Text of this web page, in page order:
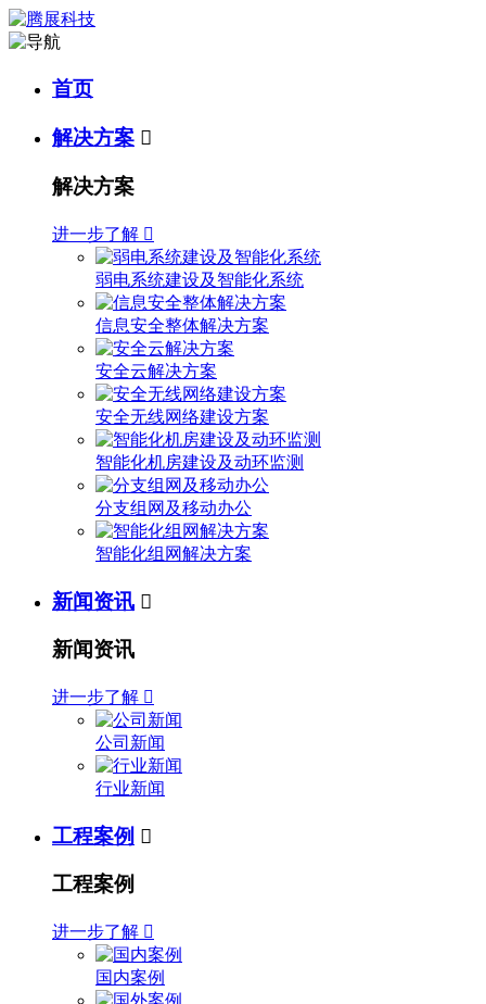
首页
解决方案 
解决方案
进一步了解 
弱电系统建设及智能化系统
信息安全整体解决方案
安全云解决方案
安全无线网络建设方案
智能化机房建设及动环监测
分支组网及移动办公
智能化组网解决方案
新闻资讯 
新闻资讯
进一步了解 
公司新闻
行业新闻
工程案例 
工程案例
进一步了解 
国内案例